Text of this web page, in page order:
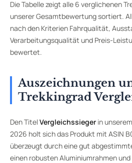
Die Tabelle zeigt alle 6 verglichenen
unserer Gesamtbewertung sortiert.
nach den Kriterien Fahrqualität,
Verarbeitungsqualität und Preis-
bewertet.
Auszeichnungen
Trekkingrad
Den TitelVergleichssieger in
2026 holt sich das Produkt mit ASIN
überzeugt durch eine gut
einen robusten Aluminiumrahmen